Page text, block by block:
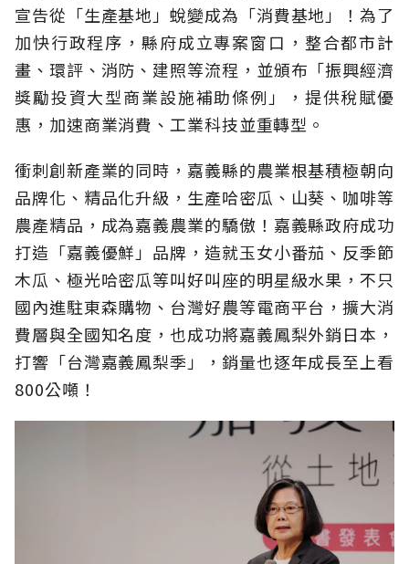
宣告從「生產基地」蛻變成為「消費基地」！為了
加快行政程序，縣府成立專案窗口，整合都市計
畫、環評、消防、建照等流程，並頒布「振興經濟
獎勵投資大型商業設施補助條例」，提供稅賦優
惠，加速商業消費、工業科技並重轉型。
衝刺創新產業的同時，嘉義縣的農業根基積極朝向
品牌化、精品化升級，生產哈密瓜、山葵、咖啡等
農產精品，成為嘉義農業的驕傲！嘉義縣政府成功
打造「嘉義優鮮」品牌，造就玉女小番茄、反季節
木瓜、極光哈密瓜等叫好叫座的明星級水果，不只
國內進駐東森購物、台灣好農等電商平台，擴大消
費層與全國知名度，也成功將嘉義鳳梨外銷日本，
打響「台灣嘉義鳳梨季」，銷量也逐年成長至上看
800公噸！